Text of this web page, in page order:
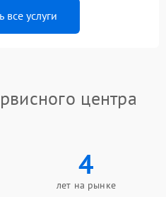
все услуги
центра
4
лет на рынке